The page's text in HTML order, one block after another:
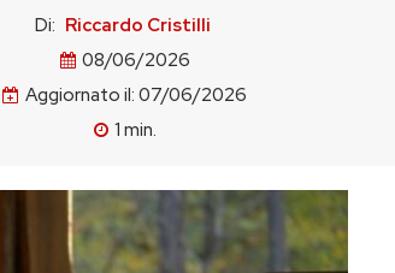
Di: Riccardo Cristilli
08/06/2026
Aggiornato il: 07/06/2026
1 min.